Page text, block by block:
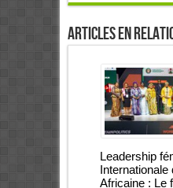
Articles en
Leadership
Internationale
Africaine : Le